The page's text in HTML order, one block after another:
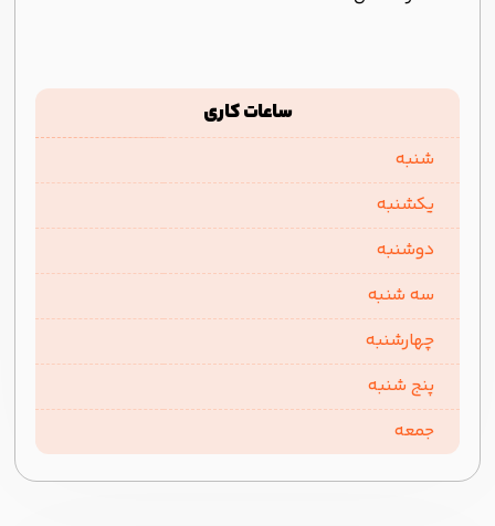
ساعات کاری
شنبه
یکشنبه
دوشنبه
سه شنبه
چهارشنبه
پنج شنبه
جمعه